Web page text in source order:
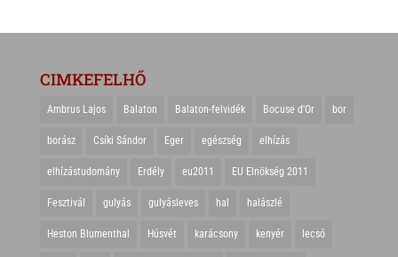
CIMKEFELHŐ
Ambrus Lajos Balaton Balaton-felvidék Bocuse d'Or bor
borász Csíki Sándor Eger egészség elhízás
elhízástudomány Erdély eu2011 EU Elnökség 2011
Fesztivál gulyás gulyásleves hal halászlé
Heston Blumenthal Húsvét karácsony kenyér lecsó